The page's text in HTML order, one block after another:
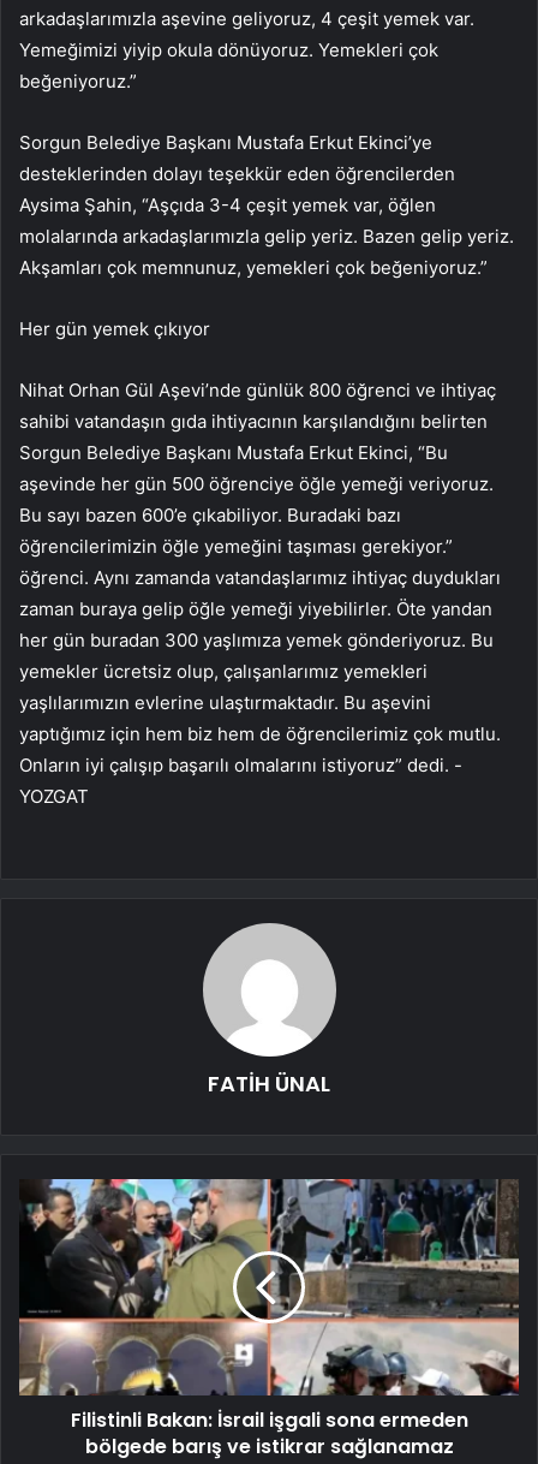
arkadaşlarımızla aşevine geliyoruz, 4 çeşit yemek var.
Yemeğimizi yiyip okula dönüyoruz. Yemekleri çok
beğeniyoruz.”
Sorgun Belediye Başkanı Mustafa Erkut Ekinci’ye
desteklerinden dolayı teşekkür eden öğrencilerden
Aysima Şahin, “Aşçıda 3-4 çeşit yemek var, öğlen
molalarında arkadaşlarımızla gelip yeriz. Bazen gelip yeriz.
Akşamları çok memnunuz, yemekleri çok beğeniyoruz.”
Her gün yemek çıkıyor
Nihat Orhan Gül Aşevi’nde günlük 800 öğrenci ve ihtiyaç
sahibi vatandaşın gıda ihtiyacının karşılandığını belirten
Sorgun Belediye Başkanı Mustafa Erkut Ekinci, “Bu
aşevinde her gün 500 öğrenciye öğle yemeği veriyoruz.
Bu sayı bazen 600’e çıkabiliyor. Buradaki bazı
öğrencilerimizin öğle yemeğini taşıması gerekiyor.”
öğrenci. Aynı zamanda vatandaşlarımız ihtiyaç duydukları
zaman buraya gelip öğle yemeği yiyebilirler. Öte yandan
her gün buradan 300 yaşlımıza yemek gönderiyoruz. Bu
yemekler ücretsiz olup, çalışanlarımız yemekleri
yaşlılarımızın evlerine ulaştırmaktadır. Bu aşevini
yaptığımız için hem biz hem de öğrencilerimiz çok mutlu.
Onların iyi çalışıp başarılı olmalarını istiyoruz” dedi. -
YOZGAT
FATİH ÜNAL
Filistinli Bakan: İsrail işgali sona ermeden
bölgede barış ve istikrar sağlanamaz